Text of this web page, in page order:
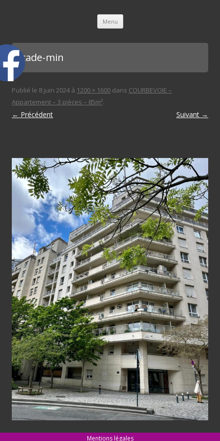
Menu Aller au contenu principal
façade-min
Publié le 8 juin 2024 à 1200 × 1600 dans COURBEVOIE –
Appartement – 3 pièces – 85m².
← Précédent Suivant →
Mentions légales